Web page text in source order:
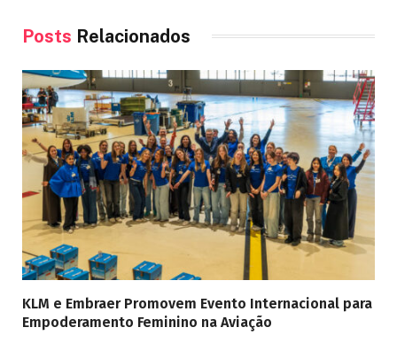
Posts Relacionados
KLM e Embraer Promovem Evento Internacional para
Empoderamento Feminino na Aviação